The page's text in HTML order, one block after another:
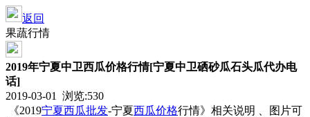
返回
果蔬行情
2019年宁夏中卫西瓜价格行情[宁夏中卫硒砂瓜石头瓜代办电
话]
2019-03-01 浏览:530
《2019宁夏西瓜批发-宁夏西瓜价格行情》相关说明 、图片可